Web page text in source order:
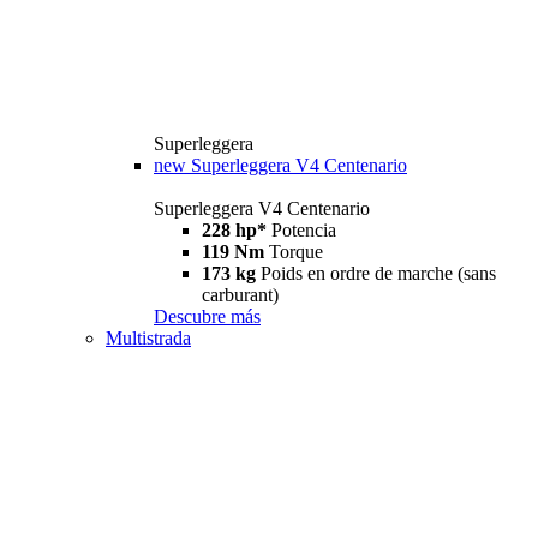
Superleggera
new Superleggera V4 Centenario
Superleggera V4 Centenario
228 hp* Potencia
119 Nm Torque
173 kg Poids en ordre de marche (sans
carburant)
Descubre más
Multistrada